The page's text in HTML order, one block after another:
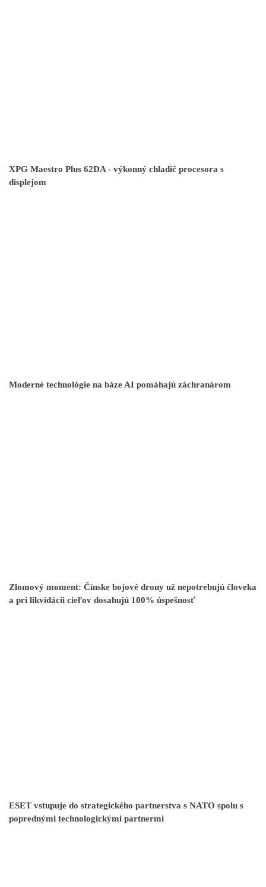
XPG Maestro Plus 62DA - výkonný chladič procesora s
displejom
Moderné technológie na báze AI pomáhajú záchranárom
Zlomový moment: Čínske bojové drony už nepotrebujú človeka
a pri likvidácii cieľov dosahujú 100% úspešnosť
ESET vstupuje do strategického partnerstva s NATO spolu s
poprednými technologickými partnermi